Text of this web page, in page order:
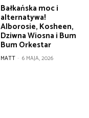
Bałkańska moc i
alternatywa!
Alborosie, Kosheen,
Dziwna Wiosna i Bum
Bum Orkestar
MATT - 6 MAJA, 2026